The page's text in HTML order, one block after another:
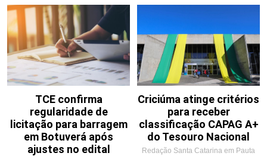
TCE confirma
regularidade de
licitação para barragem
em Botuverá após
ajustes no edital
Criciúma atinge critérios
para receber
classificação CAPAG A+
do Tesouro Nacional
Redação Santa Catarina em Pauta